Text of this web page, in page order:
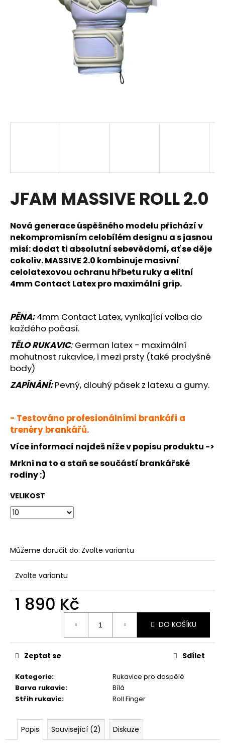
JFAM MASSIVE ROLL 2.0
Nová generace úspěšného modelu přichází v
nekompromisním celobílém designu a s jasnou
misí: dodat ti absolutní sebevědomí, ať se děje
cokoliv.MASSIVE 2.0 kombinuje masivní
celolatexovou ochranu hřbetu ruky a elitní
4mm Contact Latex pro maximální grip.
PĚNA:4mm Contact Latex, vynikající volba do
každého počasí.
TĚLO RUKAVIC: German latex - maximální
mohutnost rukavice, i mezi prsty (také prodyšné
body)
ZAPÍNÁNÍ:Pevný, dlouhý pásek z latexu a gumy.
- Testováno profesionálními brankáři a
trenéry brankářů.
Více informací najdeš níže v popisu produktu ->
Mrkni na to a staň se součástí brankářské
rodiny :)
VELIKOST
Můžeme doručit do: Zvolte variantu
Zvolte variantu
1 890 Kč
DO KOŠÍKU
Kategorie:
Rukavice pro dospělé
Barva rukavic:
Bílá
Střih rukavic: Roll Finger
Zeptat se Sdílet
Popis Související (2) Diskuze
o
o
r
č
u
j
e
m
e
TEJPOVACÍ
PEVNÁ
PÁSKA
2,5CM
79
Kč